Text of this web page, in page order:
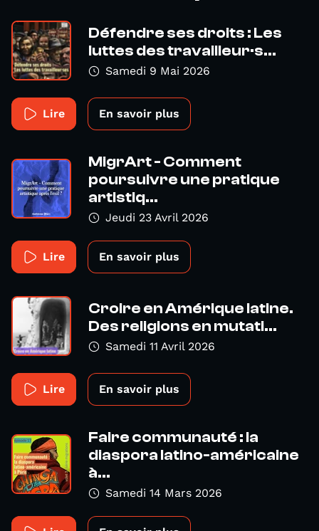
Défendre ses droits : Les
luttes des travailleur·s...
Samedi 9 Mai 2026
Lire En savoir plus
MigrArt - Comment
poursuivre une pratique
artistiq...
Jeudi 23 Avril 2026
Lire En savoir plus
Croire en Amérique latine.
Des religions en mutati...
Samedi 11 Avril 2026
Lire En savoir plus
Faire communauté : la
diaspora latino-américaine
à...
Samedi 14 Mars 2026